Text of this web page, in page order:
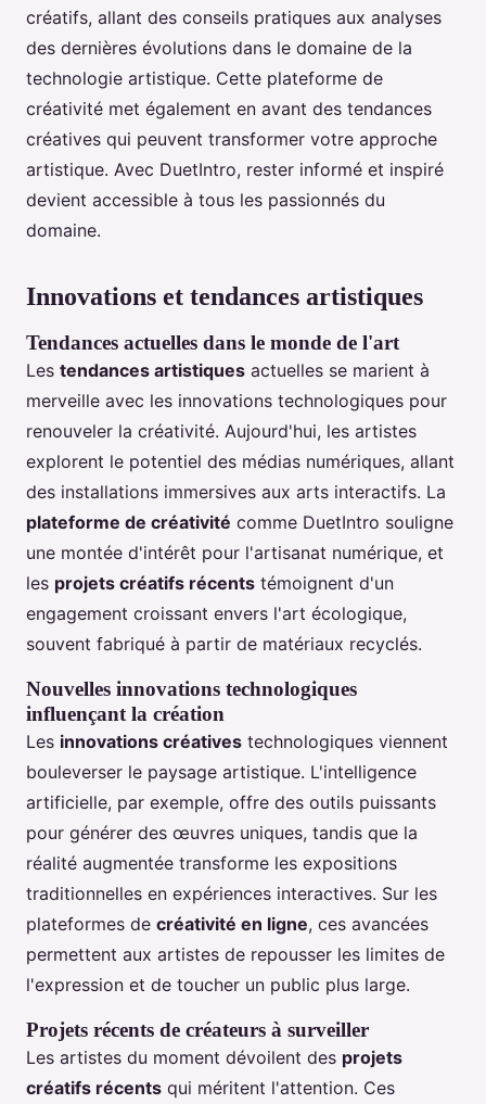
créatifs, allant des conseils pratiques aux analyses
des dernières évolutions dans le domaine de la
technologie artistique. Cette plateforme de
créativité met également en avant des tendances
créatives qui peuvent transformer votre approche
artistique. Avec DuetIntro, rester informé et inspiré
devient accessible à tous les passionnés du
domaine.
Innovations et tendances artistiques
Tendances actuelles dans le monde de l'art
Les tendances artistiques actuelles se marient à
merveille avec les innovations technologiques pour
renouveler la créativité. Aujourd'hui, les artistes
explorent le potentiel des médias numériques, allant
des installations immersives aux arts interactifs. La
plateforme de créativité comme DuetIntro souligne
une montée d'intérêt pour l'artisanat numérique, et
les projets créatifs récents témoignent d'un
engagement croissant envers l'art écologique,
souvent fabriqué à partir de matériaux recyclés.
Nouvelles innovations technologiques
influençant la création
Les innovations créatives technologiques viennent
bouleverser le paysage artistique. L'intelligence
artificielle, par exemple, offre des outils puissants
pour générer des œuvres uniques, tandis que la
réalité augmentée transforme les expositions
traditionnelles en expériences interactives. Sur les
plateformes de créativité en ligne, ces avancées
permettent aux artistes de repousser les limites de
l'expression et de toucher un public plus large.
Projets récents de créateurs à surveiller
Les artistes du moment dévoilent des projets
créatifs récents qui méritent l'attention. Ces